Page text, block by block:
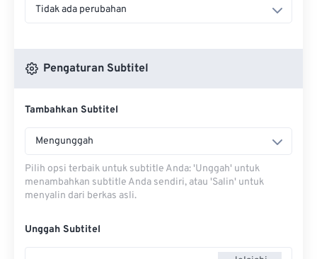
Tidak ada perubahan
Pengaturan Subtitel
Tambahkan Subtitel
Mengunggah
Pilih opsi terbaik untuk subtitle Anda: 'Unggah' untuk
menambahkan subtitle Anda sendiri, atau 'Salin' untuk
menyalin dari berkas asli.
Unggah Subtitel